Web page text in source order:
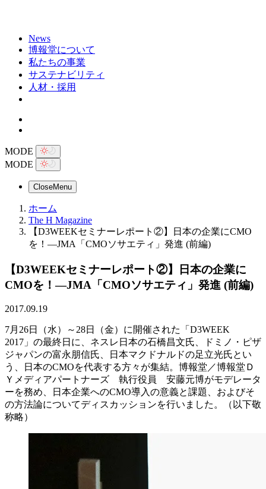
News
博報堂について
私たちの事業
サステナビリティ
人材・採用
MODE
MODE
CloseMenu
ホーム
The H Magazine
【D3WEEKセミナーレポート②】日本の企業にCMO
を！―JMA「CMOソサエティ」発進 (前編)
【D3WEEKセミナーレポート②】日本の企業に
CMOを！―JMA「CMOソサエティ」発進 (前編)
2017.09.19
7月26日（水）～28日（金）に開催された「D3WEEK
2017」の最終日に、ネスレ日本の石橋昌文氏、ドミノ・ピザ
ジャパンの富永朋信氏、日本マクドナルドの足立光氏とい
う、日本のCMOを代表する方々が集結。博報堂／博報堂Ｄ
Ｙメディアパートナーズ 執行役員 安藤元博がモデレータ
ーを務め、日本企業へのCMO導入の意義と課題、およびそ
の方法論についてディスカッションを行いました。（以下敬
称略）